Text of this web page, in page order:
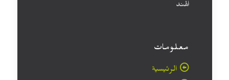
الهند
معلومات
الرئيسية